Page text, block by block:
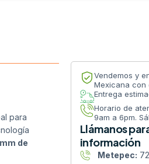
para
de
Vendemos y
Mexicana con
Entrega
Horario de
9am a 6pm.
Llámanos
información
Metepec: